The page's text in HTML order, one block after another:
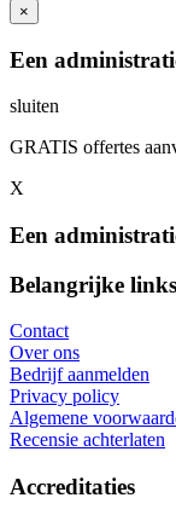
×
Een
sluiten
GRATIS offertes
X
Een
Belangrijke links
Contact
Over ons
Bedrijf aanmelden
Privacy policy
Algemene
Recensie achterlaten
Accreditaties